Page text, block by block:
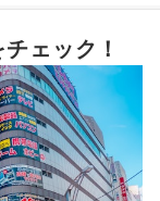
グ
い？
ェック！